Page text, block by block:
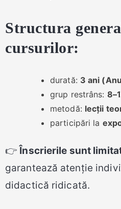
Structura
cursurilor:
durată: 3 ani
grup restrâns:
metodă: lecții
participări la
👉 Înscrierile sunt
garantează atenție
didactică ridicată.